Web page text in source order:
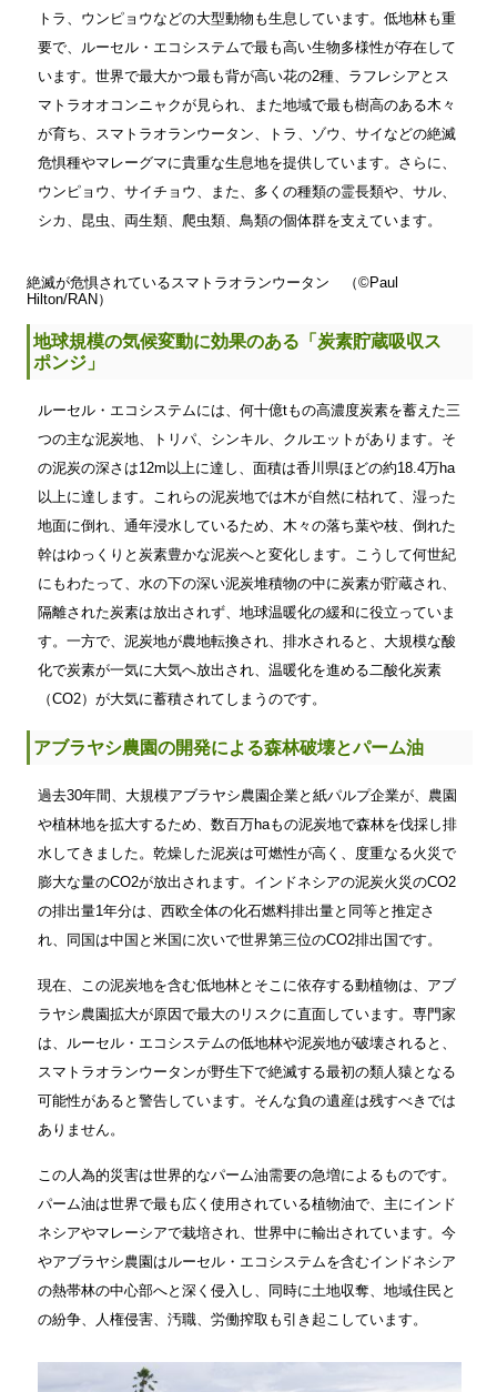
トラ、ウンピョウなどの大型動物も生息しています。低地林も重
要で、ルーセル・エコシステムで最も高い生物多様性が存在して
います。世界で最大かつ最も背が高い花の2種、ラフレシアとス
マトラオオコンニャクが見られ、また地域で最も樹高のある木々
が育ち、スマトラオランウータン、トラ、ゾウ、サイなどの絶滅
危惧種やマレーグマに貴重な生息地を提供しています。さらに、
ウンピョウ、サイチョウ、また、多くの種類の霊長類や、サル、
シカ、昆虫、両生類、爬虫類、鳥類の個体群を支えています。
絶滅が危惧されているスマトラオランウータン （©Paul
Hilton/RAN）
地球規模の気候変動に効果のある「炭素貯蔵吸収ス
ポンジ」
ルーセル・エコシステムには、何十億tもの高濃度炭素を蓄えた三
つの主な泥炭地、トリパ、シンキル、クルエットがあります。そ
の泥炭の深さは12m以上に達し、面積は香川県ほどの約18.4万ha
以上に達します。これらの泥炭地では木が自然に枯れて、湿った
地面に倒れ、通年浸水しているため、木々の落ち葉や枝、倒れた
幹はゆっくりと炭素豊かな泥炭へと変化します。こうして何世紀
にもわたって、水の下の深い泥炭堆積物の中に炭素が貯蔵され、
隔離された炭素は放出されず、地球温暖化の緩和に役立っていま
す。一方で、泥炭地が農地転換され、排水されると、大規模な酸
化で炭素が一気に大気へ放出され、温暖化を進める二酸化炭素
（CO2）が大気に蓄積されてしまうのです。
アブラヤシ農園の開発による森林破壊とパーム油
過去30年間、大規模アブラヤシ農園企業と紙パルプ企業が、農園
や植林地を拡大するため、数百万haもの泥炭地で森林を伐採し排
水してきました。乾燥した泥炭は可燃性が高く、度重なる火災で
膨大な量のCO2が放出されます。インドネシアの泥炭火災のCO2
の排出量1年分は、西欧全体の化石燃料排出量と同等と推定さ
れ、同国は中国と米国に次いで世界第三位のCO2排出国です。
現在、この泥炭地を含む低地林とそこに依存する動植物は、アブ
ラヤシ農園拡大が原因で最大のリスクに直面しています。専門家
は、ルーセル・エコシステムの低地林や泥炭地が破壊されると、
スマトラオランウータンが野生下で絶滅する最初の類人猿となる
可能性があると警告しています。そんな負の遺産は残すべきでは
ありません。
この人為的災害は世界的なパーム油需要の急増によるものです。
パーム油は世界で最も広く使用されている植物油で、主にインド
ネシアやマレーシアで栽培され、世界中に輸出されています。今
やアブラヤシ農園はルーセル・エコシステムを含むインドネシア
の熱帯林の中心部へと深く侵入し、同時に土地収奪、地域住民と
の紛争、人権侵害、汚職、労働搾取も引き起こしています。